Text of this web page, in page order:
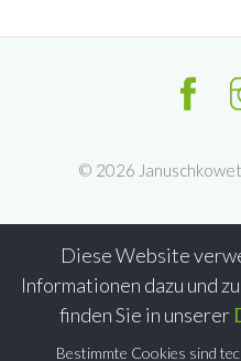
Diese Website
Informationen dazu und
finden Sie in unserer
Bestimmte Cookies sind
© 2026